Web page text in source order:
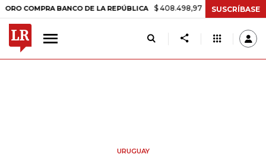
BANCO DE LA REPÚBLICA $ 408.498,97 +$ 8.753,81 +2,19%
SUSCRÍBASE
URUGUAY